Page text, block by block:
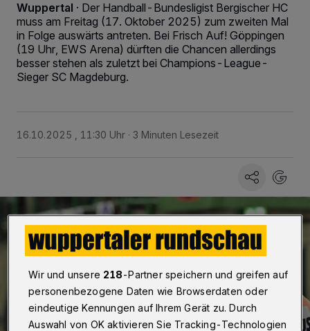
Wuppertal · Der Handball-Bundesligist Bergischer HC
muss am Freitag (17. Oktober 2025) zum zweiten Mal
in Folge auswärts antreten. Bei Frisch Auf! Göppingen
(19 Uhr, EWS Arena) dürften die Chancen allerdings
besser stehen als zuletzt bei Champions-League-
Sieger SC Magdeburg.
16.10.2025 , 11:30 Uhr 3 Minuten Lesezeit
Wir und unsere 218-Partner speichern und greifen auf
personenbezogene Daten wie Browserdaten oder
eindeutige Kennungen auf Ihrem Gerät zu. Durch
Auswahl von OK aktivieren Sie Tracking-Technologien